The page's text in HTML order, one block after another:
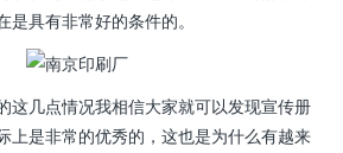
具有非常好的条件的。
这几点情况我相信大家就可以发现宣传册
上是非常的优秀的，这也是为什么有越来